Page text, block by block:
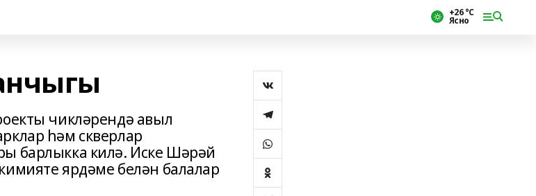
+26 °С
Ясно
чикләрендә авыл
һәм скверлар
барлыкка килә. Иске Шәрәй
ярдәме белән балалар